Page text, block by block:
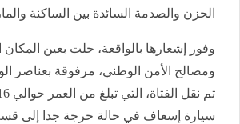
الحزن والصدمة السائدة بين الساكنة
​وفور إشعارها بالواقعة، حلت بعين
ومصالح الأمن الوطني، مرفوقة بعناصر
سيارة إسعاف في حالة حرجة جدا إلى